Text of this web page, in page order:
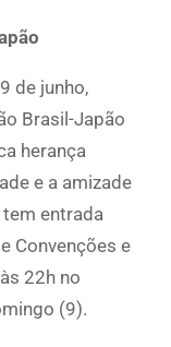
de junho,
Brasil-Japão
herança
e a amizade
entrada
Convenções e
22h no
(9).